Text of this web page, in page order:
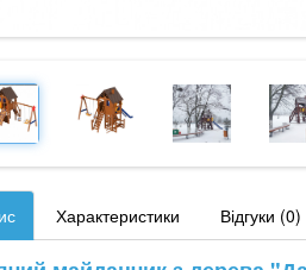
Характеристики Відгуки (0)